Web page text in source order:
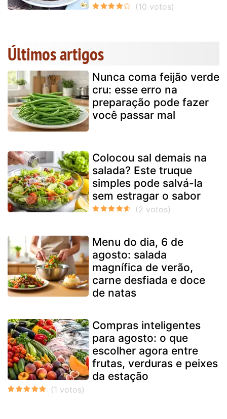
Últimos artigos
Nunca coma feijão verde
cru: esse erro na
preparação pode fazer
você passar mal
Colocou sal demais na
salada? Este truque
simples pode salvá-la
sem estragar o sabor
Menu do dia, 6 de
agosto: salada
magnífica de verão,
carne desfiada e doce
de natas
Compras inteligentes
para agosto: o que
escolher agora entre
frutas, verduras e peixes
da estação